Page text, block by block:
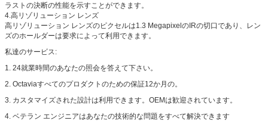
ラストの決断の性能を示すことができます。
4.高リゾリューション レンズ
高リゾリューション レンズのピクセルは1.3 MegapixelのIRの切口であり、レン
ズのホールダーは要求によって利用できます。
私達のサービス:
1. 24就業時間のあなたの照会を答えて下さい。
2. Octaviaすべてのプロダクトのための保証12か月の。
3. カスタマイズされた設計は利用できます。OEMは歓迎されています。
4. ベテラン エンジニアはあなたの技術的な問題をすべて解決できます